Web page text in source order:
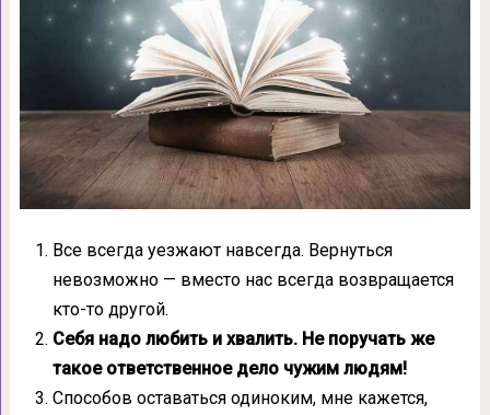
Все всегда уезжают навсегда. Вернуться
невозможно — вместо нас всегда возвращается
кто-то другой.
Себя надо любить и хвалить. Не поручать же
такое ответственное дело чужим людям!
Способов оставаться одиноким, мне кажется,